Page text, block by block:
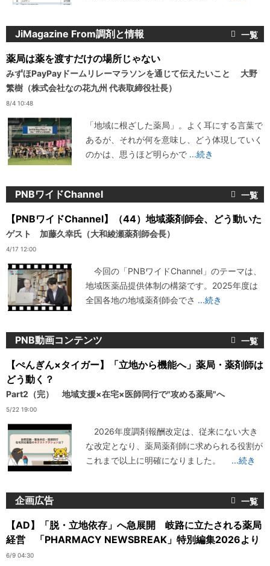
JiMagazine From調剤と情報
薬局は薬を渡すだけの場所じゃない
みずほPayPayドームリレーマラソンを通じて伝えたいこと 大野
繁樹（株式会社なの花九州 代表取締役社長）
8/4 10:48
「地域に根ざした薬局」。よく耳にする言葉で
あるが、それが何を意味し、どう体現していく
のかは、思うほど明らかで ...続き
PNBワイドChannel
【PNBワイドChannel】（44）地域薬剤師会、どう動いた
ゲスト 加藤久幸氏（大和綾瀬薬剤師会長）
4/17 12:00
今回の「PNBワイドChannel」のテーマは、
地域医薬品提供体制の構築です。2025年度は
全国各地の地域薬剤師会でさ ...続き
PNB動画コンテンツ
【ぺんぎん×タイガー】「立地から機能へ」薬局・薬剤師は
どう動く？
Part2（完） 地域支援×在宅×医師同行で"攻める薬局"へ
5/22 19:00
2026年度調剤報酬改定は、従来にない大き
な改定となり、薬局薬剤師に求められる役割が
これまで以上に明確になりました。
...続き
企画広告
【AD】「脱・立地依存」へ急展開 岐路に立たされる薬局
経営 「PHARMACY NEWSBREAK」特別編集2026より
6/9 04:30